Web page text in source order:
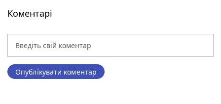
Коментарі
Опублікувати коментар